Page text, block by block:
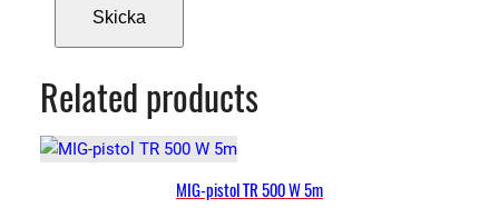
Related products
MIG-pistol TR 500 W 5m